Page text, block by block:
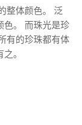
整体颜色。 泛
色。 而珠光是珍
有的珍珠都有体
。